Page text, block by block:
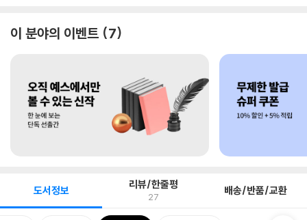
이 분야의 이벤트 7
도서정보 리뷰/한줄평
27 배송/반품/교환